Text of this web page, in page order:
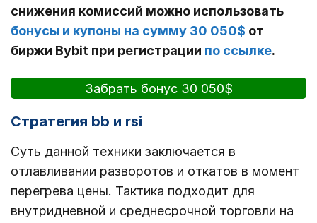
снижения комиссий можно использовать
бонусы и купоны на сумму 30 050$ от
биржи Bybit при регистрации по ссылке.
Забрать бонус 30 050$
Cтратегия bb и rsi
Суть данной техники заключается в
отлавливании разворотов и откатов в момент
перегрева цены. Тактика подходит для
внутридневной и среднесрочной торговли на